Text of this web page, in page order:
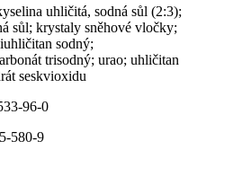
uhličitá, sodná sůl (2:3);
sůl; krystaly sněhové vločky;
sodný;
trisodný; urao; uhličitan
seskvioxidu
96-0
580-9